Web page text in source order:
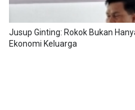
Jusup Ginting: Rokok Bukan
Ekonomi Keluarga